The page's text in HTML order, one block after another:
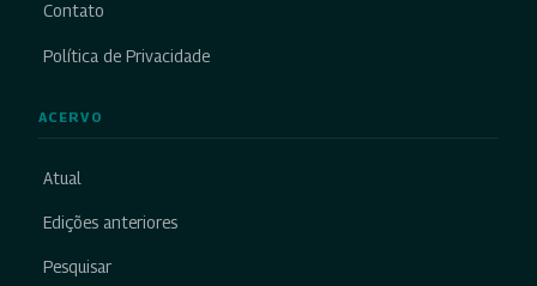
Contato
Política de Privacidade
ACERVO
Atual
Edições anteriores
Pesquisar